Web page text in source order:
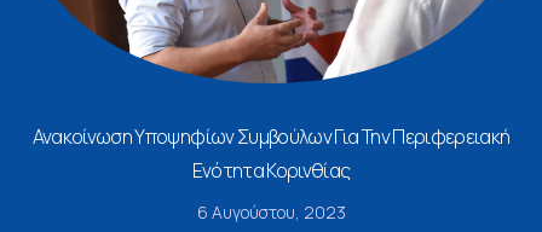
Ανακοίνωση Υποψηφίων Συμβούλων Για Την Περιφερειακή
Ενότητα Κορινθίας
6 Αυγούστου, 2023